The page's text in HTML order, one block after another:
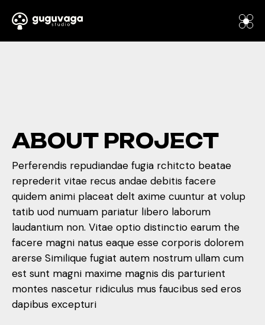
ABOUT PROJECT
Perferendis repudiandae fugia rchitcto beatae
reprederit vitae recus andae debitis facere
quidem animi placeat delt axime cuuntur at volup
tatib uod numuam pariatur libero laborum
laudantium non. Vitae optio distinctio earum the
facere magni natus eaque esse corporis dolorem
arerse Similique fugiat autem nostrum ullam cum
est sunt magni maxime magnis dis parturient
montes nascetur ridiculus mus faucibus sed eros
dapibus excepturi